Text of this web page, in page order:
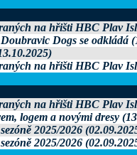
na hřišti HBC Plav
Dogs se odkládá
na hřišti HBC Plav
na hřišti HBC Plav
logem a novými dresy
2025/2026
2025/2026